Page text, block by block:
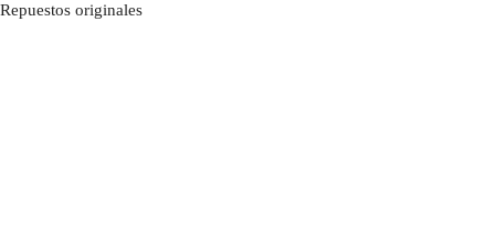
Repuestos originales